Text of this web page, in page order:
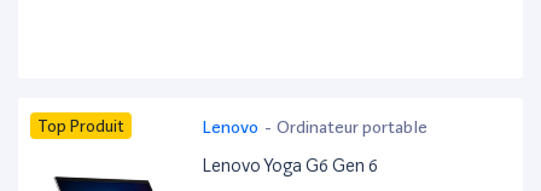
Top Produit Lenovo - Ordinateur portable
Lenovo Yoga G6 Gen 6